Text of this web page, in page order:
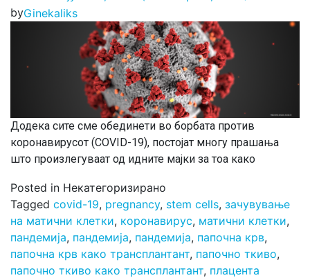
byGinekaliks
Додека сите сме обединети во борбата против
коронавирусот (COVID-19), постојат многу прашања
што произлегуваат од идните мајки за тоа како
Posted in Некатегоризирано
Tagged covid-19, pregnancy, stem cells, зачувување
на матични клетки, коронавирус, матични клетки,
пандемија, пандемија, пандемија, папочна крв,
папочна крв како трансплантант, папочно ткиво,
папочно ткиво како трансплантант, плацента